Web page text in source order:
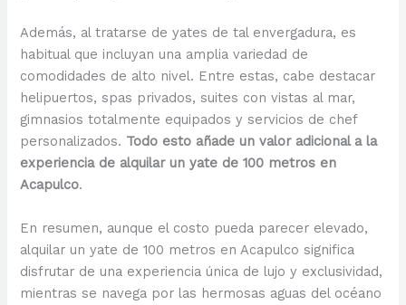
Además, al tratarse de yates de tal envergadura, es
habitual que incluyan una amplia variedad de
comodidades de alto nivel. Entre estas, cabe destacar
helipuertos, spas privados, suites con vistas al mar,
gimnasios totalmente equipados y servicios de chef
personalizados. Todo esto añade un valor adicional a la
experiencia de alquilar un yate de 100 metros en
Acapulco.
En resumen, aunque el costo pueda parecer elevado,
alquilar un yate de 100 metros en Acapulco significa
disfrutar de una experiencia única de lujo y exclusividad,
mientras se navega por las hermosas aguas del océano